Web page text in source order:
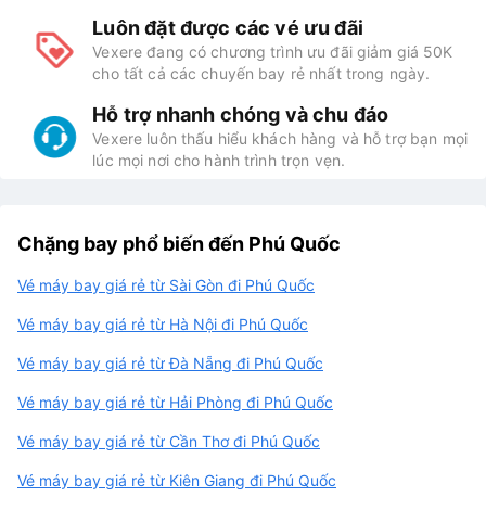
Luôn đặt được các vé ưu đãi
Vexere đang có chương trình ưu đãi giảm giá 50K
cho tất cả các chuyến bay rẻ nhất trong ngày.
Hỗ trợ nhanh chóng và chu đáo
Vexere luôn thấu hiểu khách hàng và hỗ trợ bạn mọi
lúc mọi nơi cho hành trình trọn vẹn.
Chặng bay phổ biến đến Phú Quốc
Vé máy bay giá rẻ từ Sài Gòn đi Phú Quốc
Vé máy bay giá rẻ từ Hà Nội đi Phú Quốc
Vé máy bay giá rẻ từ Đà Nẵng đi Phú Quốc
Vé máy bay giá rẻ từ Hải Phòng đi Phú Quốc
Vé máy bay giá rẻ từ Cần Thơ đi Phú Quốc
Vé máy bay giá rẻ từ Kiên Giang đi Phú Quốc